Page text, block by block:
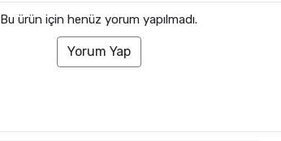
Bu ürün için henüz yorum yapılmadı.
Yorum Yap